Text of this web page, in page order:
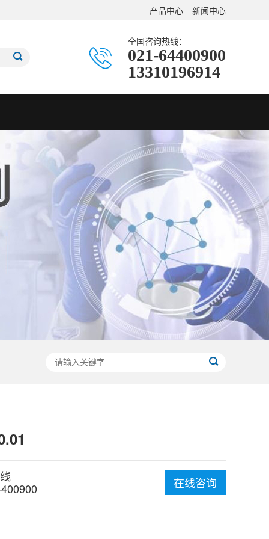
产品中心 新闻中心
全国咨询热线：
021-64400900
13310196914
在线咨询